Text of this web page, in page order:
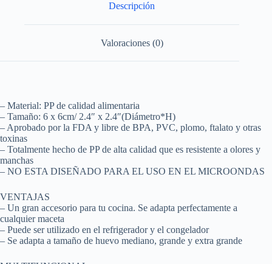
Descripción
Valoraciones (0)
– Material: PP de calidad alimentaria
– Tamaño: 6 x 6cm/ 2.4″ x 2.4″(Diámetro*H)
– Aprobado por la FDA y libre de BPA, PVC, plomo, ftalato y otras
toxinas
– Totalmente hecho de PP de alta calidad que es resistente a olores y
manchas
– NO ESTA DISEÑADO PARA EL USO EN EL MICROONDAS
VENTAJAS
– Un gran accesorio para tu cocina. Se adapta perfectamente a
cualquier maceta
– Puede ser utilizado en el refrigerador y el congelador
– Se adapta a tamaño de huevo mediano, grande y extra grande